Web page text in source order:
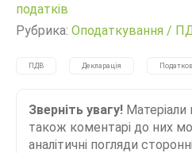
податків
Рубрика: Оподаткування /
ПДВ Декларація
Зверніть увагу! Матеріали
також коментарі до них
аналітичні погляди